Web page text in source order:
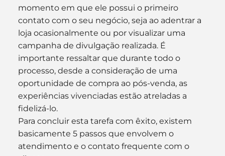
momento em que ele possui o primeiro
contato com o seu negócio, seja ao adentrar a
loja ocasionalmente ou por visualizar uma
campanha de divulgação realizada. É
importante ressaltar que durante todo o
processo, desde a consideração de uma
oportunidade de compra ao pós-venda, as
experiências vivenciadas estão atreladas a
fidelizá-lo.
Para concluir esta tarefa com êxito, existem
basicamente 5 passos que envolvem o
atendimento e o contato frequente com o